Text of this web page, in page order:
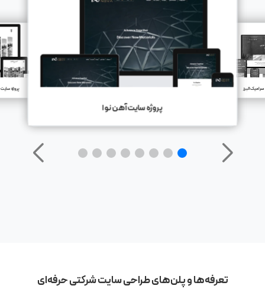
البرز
پروژه سایت آهن نوا
پروژه
تعرفه‌ها و پلن‌های طراحی سایت شرکتی حرفه‌ای